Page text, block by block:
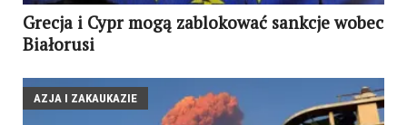
Grecja i Cypr mogą zablokować sankcje wobec
Białorusi
AZJA I ZAKAUKAZIE